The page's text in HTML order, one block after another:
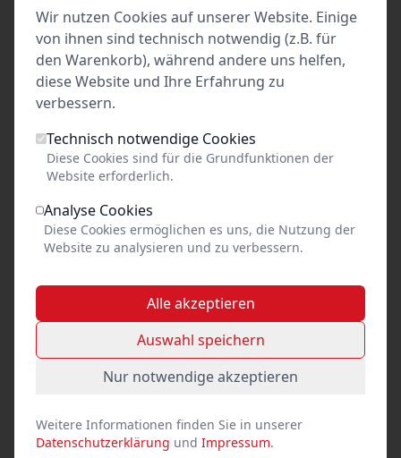
49,00
fällt aus
Event teilen
Link kopieren
Facebook
Wir nutzen Cookies auf unserer Website. Einige
von ihnen sind technisch notwendig (z.B. für
den Warenkorb), während andere uns helfen,
diese Website und Ihre Erfahrung zu
verbessern.
Technisch notwendige Cookies
Diese Cookies sind für die Grundfunktionen der
Website erforderlich.
Analyse Cookies
Diese Cookies ermöglichen es uns, die Nutzung der
Website zu analysieren und zu verbessern.
Alle akzeptieren
Auswahl speichern
Nur notwendige akzeptieren
Weitere Informationen finden Sie in unserer
Datenschutzerklärung und Impressum.